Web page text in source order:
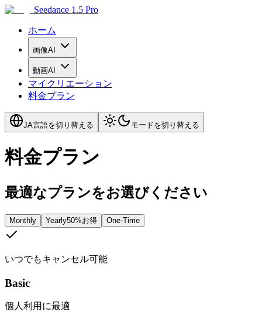
Seedance 1.5 Pro
ホーム
画像AI
動画AI
マイクリエーション
料金プラン
JA言語を切り替える モードを切り替える
料金プラン
最適なプランをお選びください
Monthly Yearly50%お得 One-Time
いつでもキャンセル可能
Basic
個人利用に最適